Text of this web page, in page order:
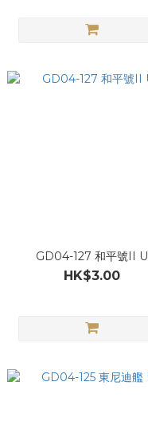
GD04-127 和平號II U
HK$3.00